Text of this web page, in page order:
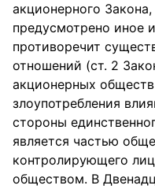
акционерного
предусмотрено иное
противоречит
отношений (ст. 2
акционерных
злоупотребления
стороны
является частью
контролирующего
обществом. В